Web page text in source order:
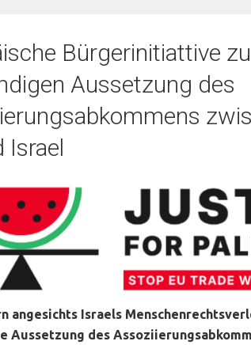
Bürgerinitiattive
Aussetzung des
Israel
angesichts Israels
Aussetzung des